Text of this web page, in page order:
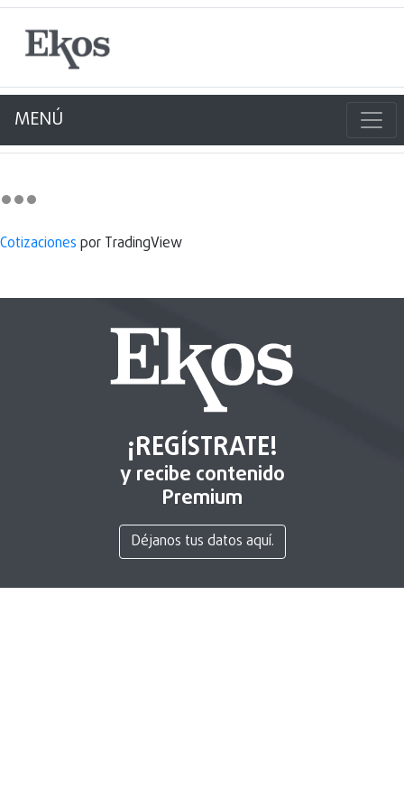
MENÚ
Cotizaciones por TradingView
¡REGÍSTRATE!
y recibe contenido
Premium
Déjanos tus datos aquí.